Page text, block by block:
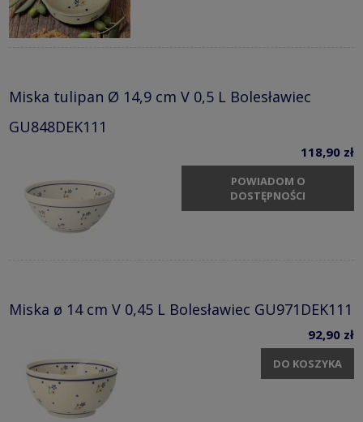
Miska tulipan Ø 14,9 cm V 0,5 L Bolesławiec
GU848DEK111
118,90 zł
POWIADOM O
DOSTĘPNOŚCI
Miska ø 14 cm V 0,45 L Bolesławiec GU971DEK111
92,90 zł
DO KOSZYKA